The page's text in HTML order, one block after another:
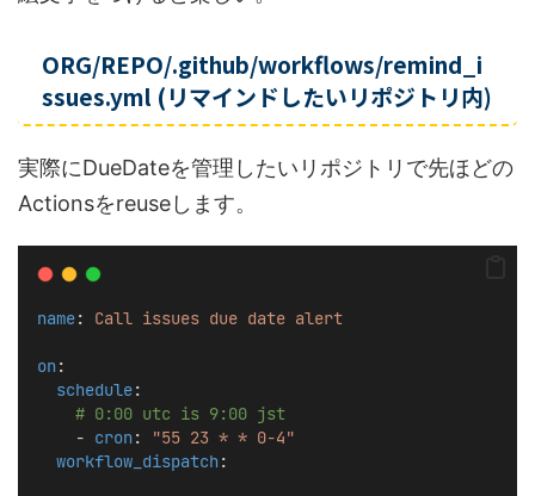
ORG/REPO/.github/workflows/remind_i
ssues.yml (リマインドしたいリポジトリ内)
実際にDueDateを管理したいリポジトリで先ほどの
Actionsをreuseします。
name: Call issues due date alert
on:
schedule:
# 0:00 utc is 9:00 jst
    -
cron:
"55 23 * * 0-4"
workflow_dispatch: